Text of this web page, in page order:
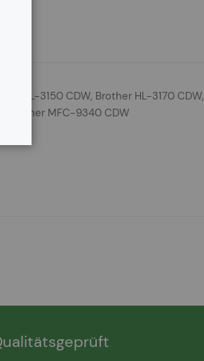
HL-3150 CDW, Brother HL-3170 CDW,
Brother MFC-9340 CDW